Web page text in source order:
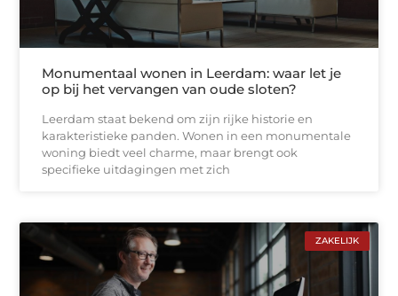
Monumentaal wonen in Leerdam: waar let je
op bij het vervangen van oude sloten?
Leerdam staat bekend om zijn rijke historie en
karakteristieke panden. Wonen in een monumentale
woning biedt veel charme, maar brengt ook
specifieke uitdagingen met zich
ZAKELIJK